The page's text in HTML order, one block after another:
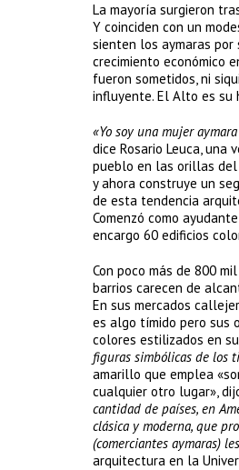
La mayoría surgieron
Y coinciden con un
sienten los aymaras por
crecimiento económico
fueron sometidos, ni
influyente. El Alto es su
«Yo soy una mujer
dice Rosario Leuca, una
pueblo en las orillas del
y ahora construye un
de esta tendencia
Comenzó como
encargo 60 edificios
Con poco más de 800
barrios carecen de
En sus mercados
es algo tímido pero sus
colores estilizados en
figuras simbólicas de los
amarillo que emplea
cualquier otro lugar»,
cantidad de países, en
clásica y moderna, que
(comerciantes aymaras)
arquitectura en la